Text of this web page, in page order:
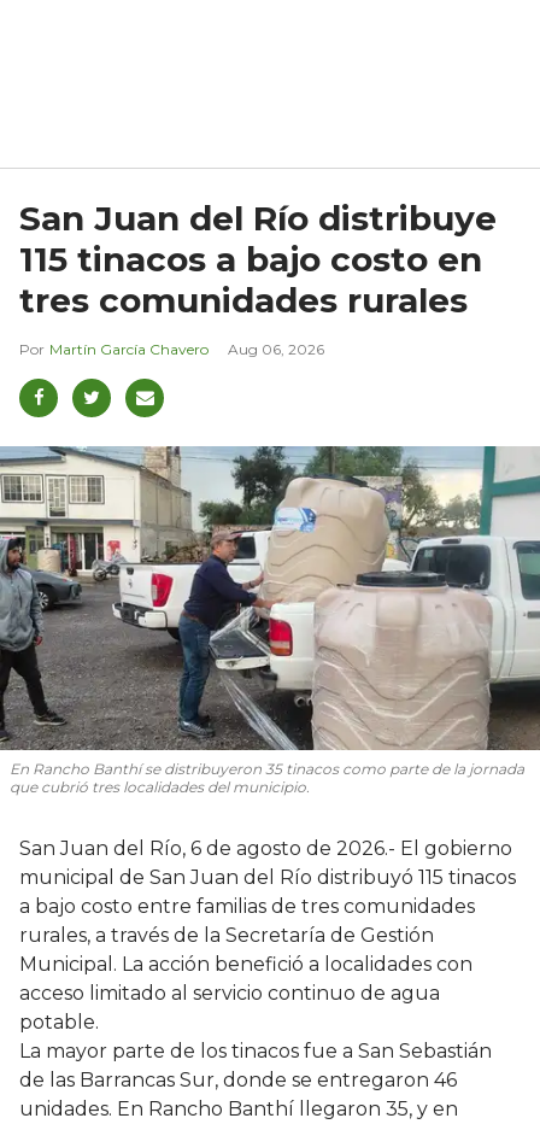
San Juan del Río distribuye
115 tinacos a bajo costo en
tres comunidades rurales
Martín García Chavero Aug 06, 2026
En Rancho Banthí se distribuyeron 35 tinacos como parte de la jornada
que cubrió tres localidades del municipio.
San Juan del Río, 6 de agosto de 2026.- El gobierno
municipal de San Juan del Río distribuyó 115 tinacos
a bajo costo entre familias de tres comunidades
rurales, a través de la Secretaría de Gestión
Municipal. La acción benefició a localidades con
acceso limitado al servicio continuo de agua
potable.
La mayor parte de los tinacos fue a San Sebastián
de las Barrancas Sur, donde se entregaron 46
unidades. En Rancho Banthí llegaron 35, y en